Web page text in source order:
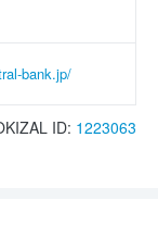
bank.jp/
ID: 1223063